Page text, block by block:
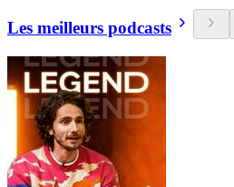
Les meilleurs podcasts